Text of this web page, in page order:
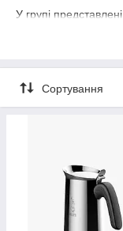
У групі
Сортування